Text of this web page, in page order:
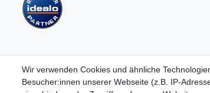
Wir verwenden Cookies und ähnliche
Besucher:innen unserer Webseite (z.B. IP-